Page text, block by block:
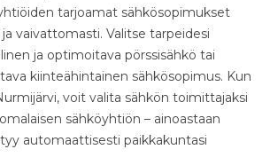
tarjoamat sähkösopimukset
vaivattomasti. Valitse tarpeidesi
ja optimoitava pörssisähkö tai
kiinteähintainen sähkösopimus. Kun
voit valita sähkön toimittajaksi
sähköyhtiön – ainoastaan
automaattisesti paikkakuntasi